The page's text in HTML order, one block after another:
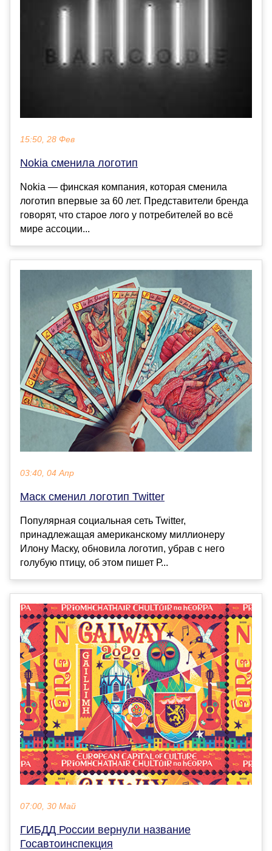
15:50, 28 Фев
Nokia сменила логотип
Nokia — финcкая компания, которая сменила
логотип впервые за 60 лет. Представители бренда
говорят, что старое лого у потребителей во всё
мире ассоции...
03:40, 04 Апр
Маск сменил логотип Twitter
Популярная социальная сеть Twitter,
принадлежащая американскому миллионеру
Илону Маску, обновила логотип, убрав с него
голубую птицу, об этом пишет Р...
07:00, 30 Май
ГИБДД России вернули название
Госавтоинспекция